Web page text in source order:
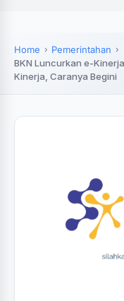
Home
Pemerintahan
BKN Luncurkan e-
Kinerja, Caranya Begini